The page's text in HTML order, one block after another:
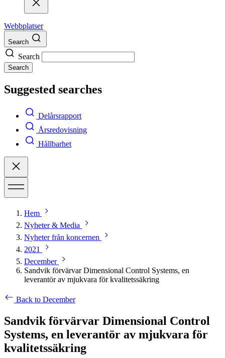
Webbplatser
Search
Search
Search
Suggested searches
Delårsrapport
Årsredovisning
Hållbarhet
Hem
Nyheter & Media
Nyheter från koncernen
2021
December
Sandvik förvärvar Dimensional Control Systems, en
leverantör av mjukvara för kvalitetssäkring
Back to December
Sandvik förvärvar Dimensional Control
Systems, en leverantör av mjukvara för
kvalitetssäkring